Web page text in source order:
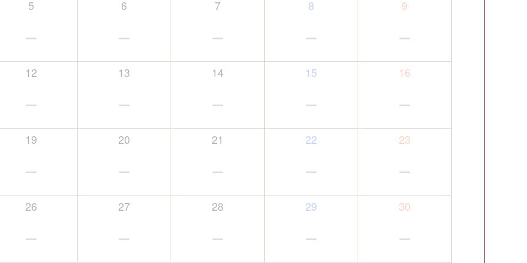
5
－
6
－
7
－
8
－
9
－
12
－
13
－
14
－
15
－
16
－
19
－
20
－
21
－
22
－
23
－
26
－
27
－
28
－
29
－
30
－